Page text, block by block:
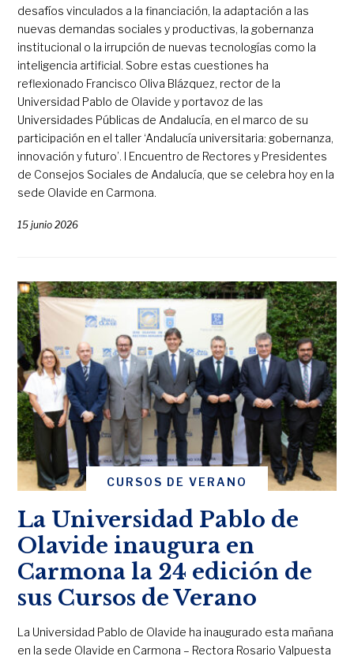
desafíos vinculados a la financiación, la adaptación a las
nuevas demandas sociales y productivas, la gobernanza
institucional o la irrupción de nuevas tecnologías como la
inteligencia artificial. Sobre estas cuestiones ha
reflexionado Francisco Oliva Blázquez, rector de la
Universidad Pablo de Olavide y portavoz de las
Universidades Públicas de Andalucía, en el marco de su
participación en el taller ‘Andalucía universitaria: gobernanza,
innovación y futuro’. I Encuentro de Rectores y Presidentes
de Consejos Sociales de Andalucía, que se celebra hoy en la
sede Olavide en Carmona.
15 junio 2026
CURSOS DE VERANO
La Universidad Pablo de
Olavide inaugura en
Carmona la 24 edición de
sus Cursos de Verano
La Universidad Pablo de Olavide ha inaugurado esta mañana
en la sede Olavide en Carmona – Rectora Rosario Valpuesta